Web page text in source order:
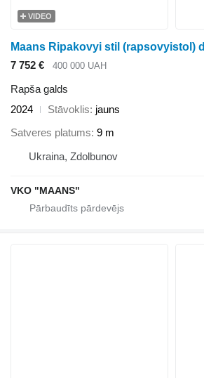
VIDEO
7 752 € 400 000 UAH
Rapša galds
2024
Stāvoklis jauns
Satveres platums 9 m
Ukraina, Zdolbunov
VKO "MAANS"